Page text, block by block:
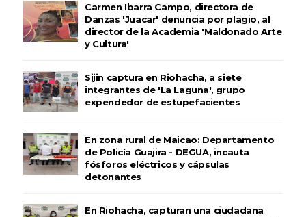
Carmen Ibarra Campo, directora de
Danzas 'Juacar' denuncia por plagio, al
director de la Academia 'Maldonado Arte
y Cultura'
Sijin captura en Riohacha, a siete
integrantes de 'La Laguna', grupo
expendedor de estupefacientes
En zona rural de Maicao: Departamento
de Policía Guajira - DEGUA, incauta
fósforos eléctricos y cápsulas
detonantes
En Riohacha, capturan una ciudadana